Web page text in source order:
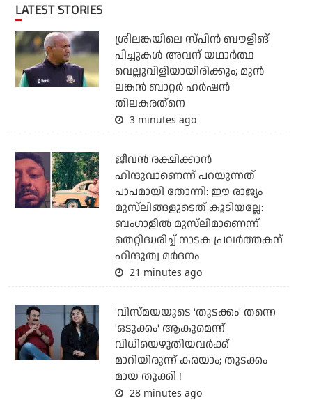
LATEST STORIES
ശ്രീലങ്കയിലെ സ്പിന്‍ ബൗളിങ്
പിച്ചുകള്‍ അവന് യഥാര്‍ത്ഥ
വെല്ലുവിളിയായിരിക്കും; മുന്‍
ലങ്കന്‍ ബാറ്റര്‍ ഹര്‍ഷന്‍
തിലകരത്‌നെ
3 minutes ago
ജീവന്‍ രക്ഷിക്കാന്‍
ഹിന്ദുവാണെന്ന് പറയുന്നത്
പാപമായി തോന്നി: ഈ രാജ്യം
മുസ്‌ലിങ്ങളുടെത് കൂടിയല്ലേ:
ബംഗാളില്‍ മുസ്‌ലിമാണെന്ന്
തെറ്റിദ്ധരിച്ച് നാടക പ്രവര്‍ത്തകന്
ഹിന്ദുത്വ മര്‍ദനം
21 minutes ago
'വിസ്മയയുടെ 'തുടക്കം' തന്നെ
'ഒടുക്കം' ആകുമെന്ന്
വിധിയെഴുതിയവര്‍ക്ക്
മാറിയിരുന്ന് കരയാം; തുടക്കം
മായ തൂക്കി !
28 minutes ago